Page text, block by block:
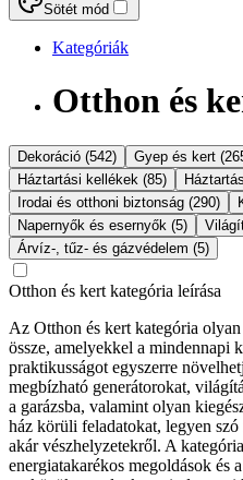
Sötét mód
Kategóriák
Otthon és
Dekoráció (542) Gyep és kert
Háztartási kellékek (85)
Irodai és otthoni biztonság (290)
Napernyők és esernyők (5)
Árvíz-, tűz- és gázvédelem (5)
Otthon és kert kategória leírása
Az Otthon és kert kategória
össze, amelyekkel a mindennapi
praktikusságot egyszerre
megbízható generátorokat,
a garázsba, valamint olyan
ház körüli feladatokat, legyen
akár vészhelyzetekről. A
energiatakarékos megoldások és